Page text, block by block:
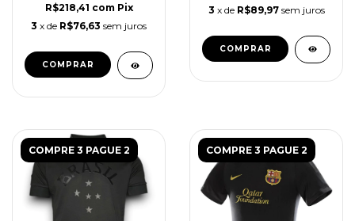
R$218,41 com Pix
3 x de R$76,63 sem juros
COMPRAR
3 x de R$89,97 sem juros
COMPRAR
COMPRE 3 PAGUE 2 COMPRE 3 PAGUE 2